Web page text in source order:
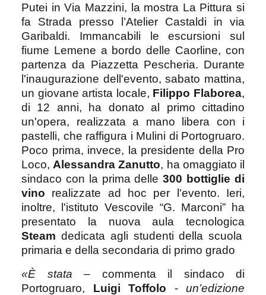
Putei in Via Mazzini, la mostra La Pittura si
fa Strada presso l’Atelier Castaldi in via
Garibaldi. Immancabili le escursioni sul
fiume Lemene a bordo delle Caorline, con
partenza da Piazzetta Pescheria. Durante
l'inaugurazione dell'evento, sabato mattina,
un giovane artista locale, Filippo Flaborea,
di 12 anni, ha donato al primo cittadino
un'opera, realizzata a mano libera con i
pastelli, che raffigura i Mulini di Portogruaro.
Poco prima, invece, la presidente della Pro
Loco, Alessandra Zanutto, ha omaggiato il
sindaco con la prima delle300 bottiglie di
vino realizzate ad hoc per l'evento. Ieri,
inoltre, l'istituto Vescovile “G. Marconi” ha
presentato la nuova aula tecnologica
Steam dedicata agli studenti della scuola
primaria e della secondaria di primo grado
«È stata – commenta il sindaco di
Portogruaro, Luigi Toffolo - un’edizione